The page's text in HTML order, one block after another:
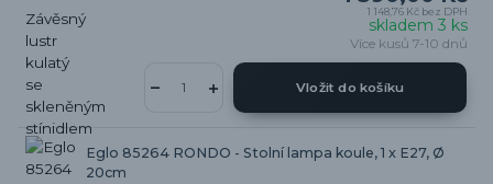
1 148,76 Kč bez DPH
skladem 3 ks
Více kusů 7-10 dnů
Vložit do košíku
Eglo 85264 RONDO - Stolní lampa koule, 1 x E27, Ø
20cm